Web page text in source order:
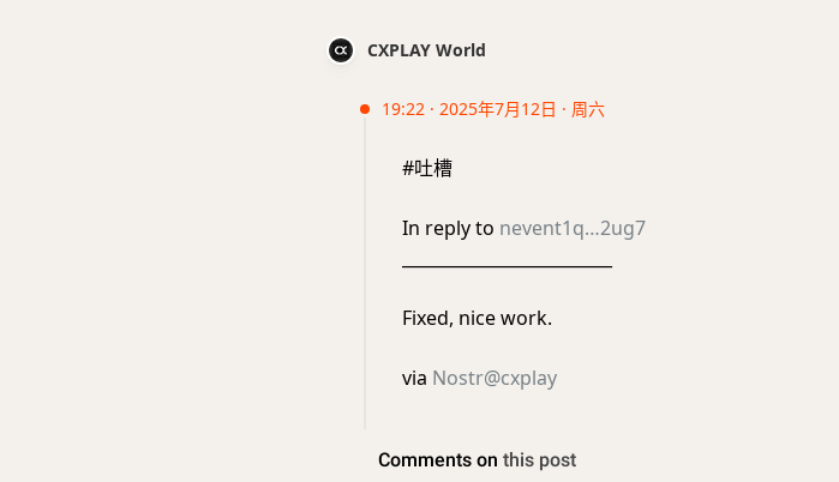
CXPLAY World
19:22 · 2025年7月12日 · 周六
#吐槽
In reply to nevent1q…2ug7
Fixed, nice work.
via Nostr@cxplay